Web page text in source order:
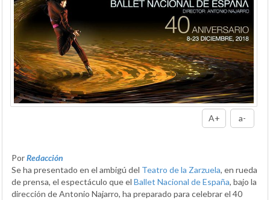
A+ a-
PorRedacción
Se ha presentado en el ambigú del Teatro de la Zarzuela, en rueda
de prensa, el espectáculo que el Ballet Nacional de España, bajo la
dirección de Antonio Najarro, ha preparado para celebrar el 40